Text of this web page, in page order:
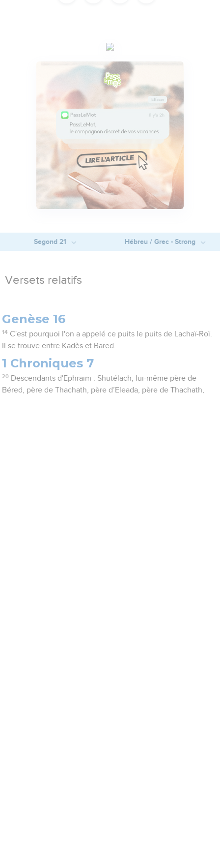
Segond 21 Hébreu / Grec - Strong
Versets relatifs
Genèse 16
14 C'est pourquoi l'on a appelé ce puits le puits de Lachaï-Roï.
Il se trouve entre Kadès et Bared.
1 Chroniques 7
20 Descendants d'Ephraïm : Shutélach, lui-même père de
Béred, père de Thachath, père d’Eleada, père de Thachath,